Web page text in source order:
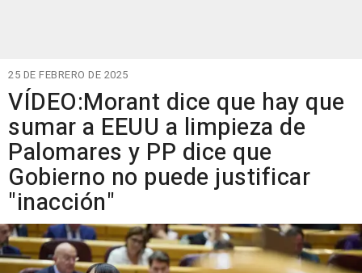
25 DE FEBRERO DE 2025
VÍDEO:Morant dice que hay que
sumar a EEUU a limpieza de
Palomares y PP dice que
Gobierno no puede justificar
"inacción"